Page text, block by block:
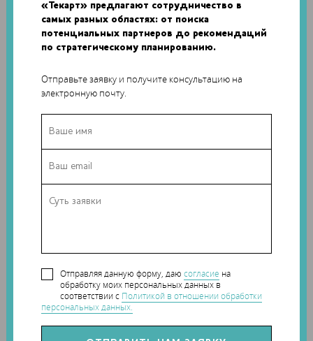
«Текарт» предлагают сотрудничество в
самых разных областях: от поиска
потенциальных партнеров до рекомендаций
по стратегическому планированию.
Отправьте заявку и получите консультацию на
электронную почту.
Отправляя данную форму, даюсогласие на
обработку моих персональных данных в
соответствии с Политикой в отношении обработки
персональных данных.
Рисунок 7. Добавление макроэлемента в спецификацию
новый тип механизмов – Гипоидные передачи. Это тип
приводах ведущих осей автомобилей, динамо-машинах
железнодорожных вагонов.